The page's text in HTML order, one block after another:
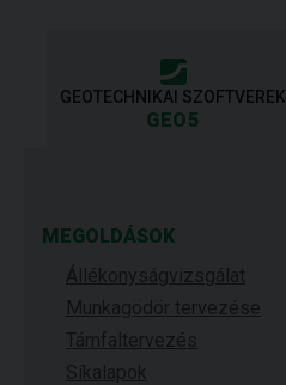
GEOTECHNIKAI SZOFTVEREK
GEO5
MEGOLDÁSOK
Állékonyságvizsgálat
Munkagödör tervezése
Támfaltervezés
Síkalapok